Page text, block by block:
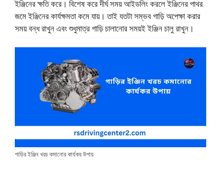
ইঞ্জিনের ক্ষতি করে। বিশেষ করে দীর্ঘ সময় আইডলিং করলে ইঞ্জিনের পাথর
জমে ইঞ্জিনের কার্যক্ষমতা কমে যায়। তাই যতটা সম্ভব গাড়ি অপেক্ষা করার
সময় বন্ধ রাখুন এবং শুধুমাত্র গাড়ি চালানোর সময়ই ইঞ্জিন চালু রাখুন।
গাড়ির ইঞ্জিন খরচ কমানোর কার্যকর উপায়